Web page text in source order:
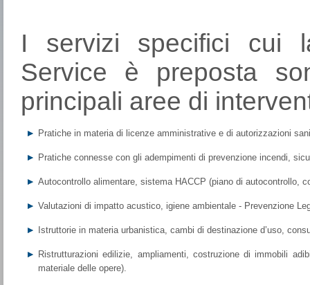
I servizi specifici cui
Service è preposta
principali aree di
Pratiche in materia di licenze amministrative e di autorizzazioni
Pratiche connesse con gli adempimenti di prevenzione incendi,
Autocontrollo alimentare, sistema HACCP (piano di autocontrollo,
Valutazioni di impatto acustico, igiene ambientale - Prevenzione
Istruttorie in materia urbanistica, cambi di destinazione d’uso,
Ristrutturazioni edilizie, ampliamenti, costruzione di immobili
materiale delle opere).